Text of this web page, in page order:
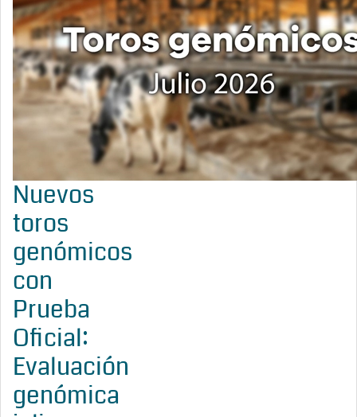
Nuevos
toros
genómicos
con
Prueba
Oficial:
Evaluación
genómica